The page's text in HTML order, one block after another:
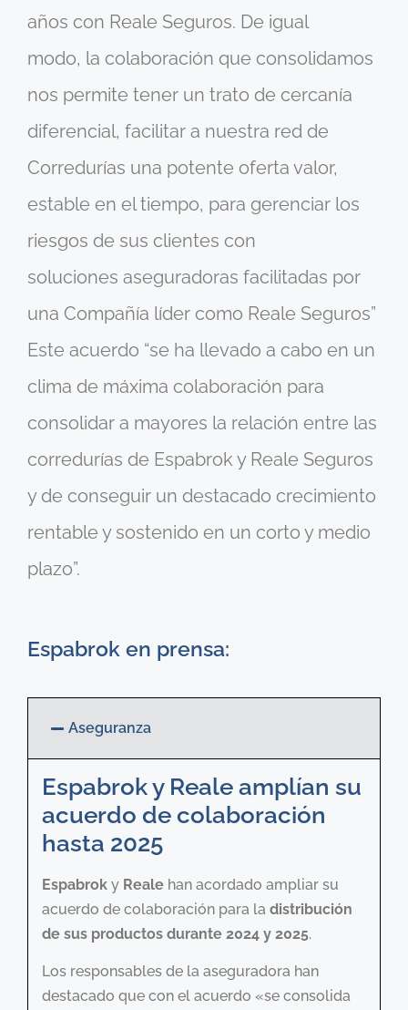
años con Reale Seguros. De igual
modo, la colaboración que consolidamos
nos permite tener un trato de cercanía
diferencial, facilitar a nuestra red de
Corredurías una potente oferta valor,
estable en el tiempo, para gerenciar los
riesgos de sus clientes con
soluciones aseguradoras facilitadas por
una Compañía líder como Reale Seguros”
Este acuerdo “se ha llevado a cabo en un
clima de máxima colaboración para
consolidar a mayores la relación entre las
corredurías de Espabrok y Reale Seguros
y de conseguir un destacado crecimiento
rentable y sostenido en un corto y medio
plazo”.
Espabrok en prensa:
Aseguranza
Espabrok y Reale amplían su
acuerdo de colaboración
hasta 2025
Espabrok y Reale han acordado ampliar su
acuerdo de colaboración para la distribución
de sus productos durante 2024 y 2025.
Los responsables de la aseguradora han
destacado que con el acuerdo «se consolida